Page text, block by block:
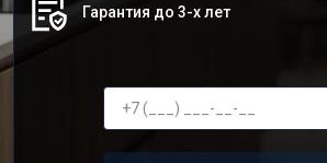
Гарантия до 3-х лет